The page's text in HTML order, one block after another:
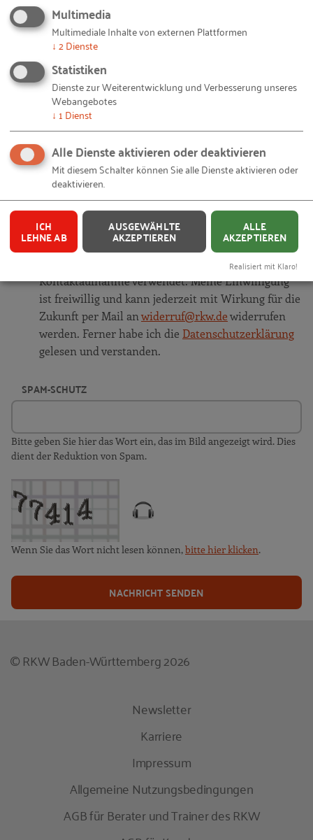
NACHRICHT
Ja, ich möchte eine Kopie der Nachricht erhalten.
Ja, ich stimme zu, dass das RKW Baden-
Württemberg meine persönlichen Daten zur
Kontaktaufnahme verwendet. Meine Einwilligung
ist freiwillig und kann jederzeit mit Wirkung für die
Zukunft per Mail anwiderruf@rkw.dewiderrufen
werden. Ferner habe ich die Datenschutzerklärung
gelesen und verstanden.
SPAM-SCHUTZ
Bitte geben Sie hier das Wort ein, das im Bild angezeigt wird. Dies
dient der Reduktion von Spam.
Wenn Sie das Wort nicht lesen können,bitte hier klicken.
NACHRICHT SENDEN
© RKW Baden-Württemberg 2026
Newsletter
Karriere
Impressum
Allgemeine Nutzungsbedingungen
AGB für Berater und Trainer des RKW
Multimedia
Multimediale Inhalte von externen Plattformen
↓ 2Dienste
Statistiken
Dienste zur Weiterentwicklung und Verbesserung unseres
Webangebotes
↓ 1 Dienst
Alle Dienste aktivieren oder deaktivieren
Mit diesem Schalter können Sie alle Dienste aktivieren oder
deaktivieren.
ICH
LEHNE AB
AUSGEWÄHLTE
AKZEPTIEREN
ALLE
AKZEPTIEREN
Realisiert mit Klaro!